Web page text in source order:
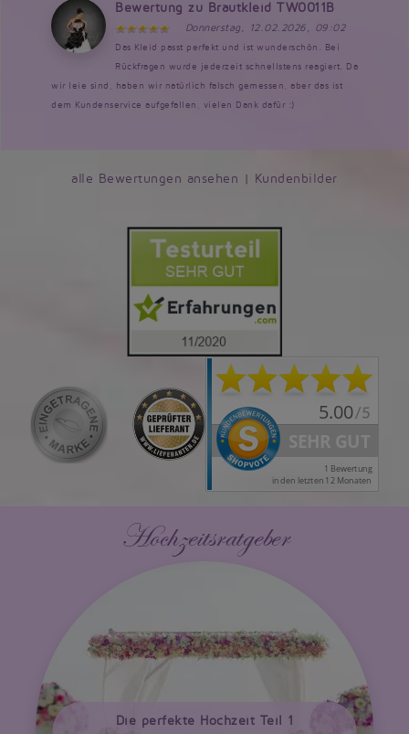
Bewertung zu Brautkleid TW0011B
Donnerstag, 12.02.2026, 09:02
Das Kleid passt perfekt und ist wunderschön. Bei
Rückfragen wurde jederzeit schnellstens reagiert. Da
wir leie sind, haben wir natürlich falsch gemessen, aber das ist
dem Kundenservice aufgefallen, vielen Dank dafür :)
alle Bewertungen ansehen | Kundenbilder
Hochzeitsratgeber
Die perfekte Hochzeit Teil 1